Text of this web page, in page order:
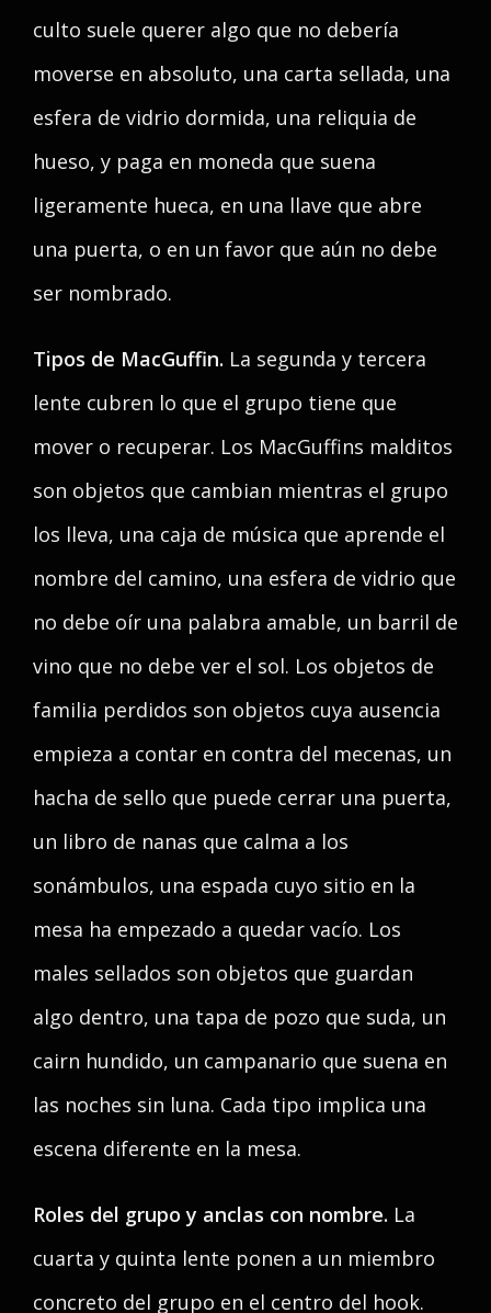
culto suele querer algo que no debería
moverse en absoluto, una carta sellada, una
esfera de vidrio dormida, una reliquia de
hueso, y paga en moneda que suena
ligeramente hueca, en una llave que abre
una puerta, o en un favor que aún no debe
ser nombrado.
Tipos de MacGuffin. La segunda y tercera
lente cubren lo que el grupo tiene que
mover o recuperar. Los MacGuffins malditos
son objetos que cambian mientras el grupo
los lleva, una caja de música que aprende el
nombre del camino, una esfera de vidrio que
no debe oír una palabra amable, un barril de
vino que no debe ver el sol. Los objetos de
familia perdidos son objetos cuya ausencia
empieza a contar en contra del mecenas, un
hacha de sello que puede cerrar una puerta,
un libro de nanas que calma a los
sonámbulos, una espada cuyo sitio en la
mesa ha empezado a quedar vacío. Los
males sellados son objetos que guardan
algo dentro, una tapa de pozo que suda, un
cairn hundido, un campanario que suena en
las noches sin luna. Cada tipo implica una
escena diferente en la mesa.
Roles del grupo y anclas con nombre. La
cuarta y quinta lente ponen a un miembro
concreto del grupo en el centro del hook.